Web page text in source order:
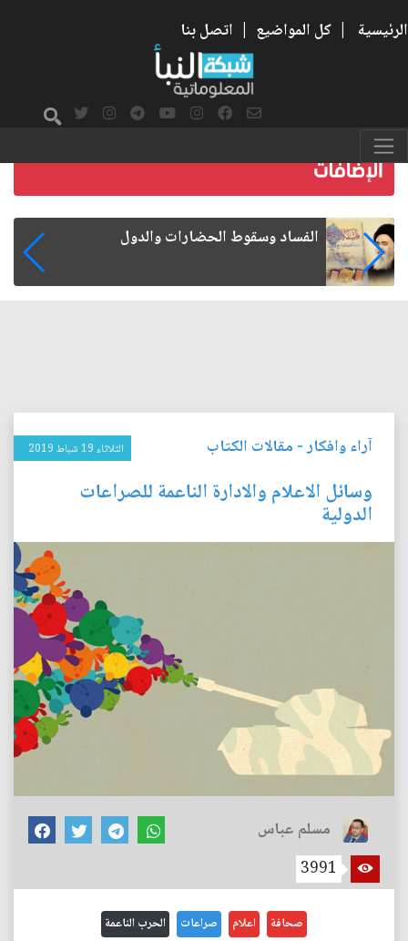
الرئيسية | كل المواضيع | اتصل بنا
رواتب الموظفين على صفيح ساخن
آراء وافكار- مقالات الكتاب الثلاثاء 19 شباط 2019
وسائل الاعلام والادارة الناعمة للصراعات
الدولية
مسلم عباس
3991
صحافة اعلام صراعات الحرب الناعمة